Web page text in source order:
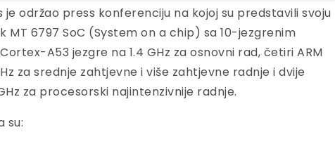
je održao press konferenciju na kojoj su predstavili svoju
MT 6797 SoC (System on a chip) sa 10-jezgrenim
A53 jezgre na 1.4 GHz za osnovni rad, četiri ARM
za srednje zahtjevne i više zahtjevne radnje i dvije
za procesorski najintenzivnije radnje.
su: